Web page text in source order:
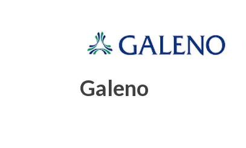
Galeno